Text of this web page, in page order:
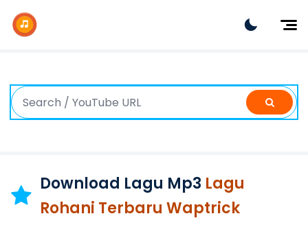
Dangdut
Indonesia
K-Pop
Download Lagu Mp3 Lagu
Rohani Terbaru Waptrick